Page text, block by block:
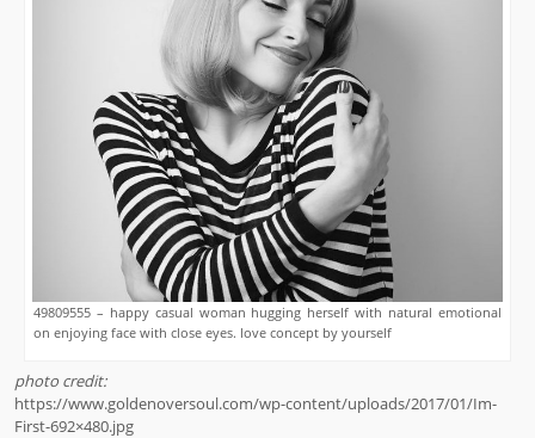
49809555 – happy casual woman hugging herself with natural emotional
on enjoying face with close eyes. love concept by yourself
photo credit:
https://www.goldenoversoul.com/wp-content/uploads/2017/01/Im-
First-692×480.jpg